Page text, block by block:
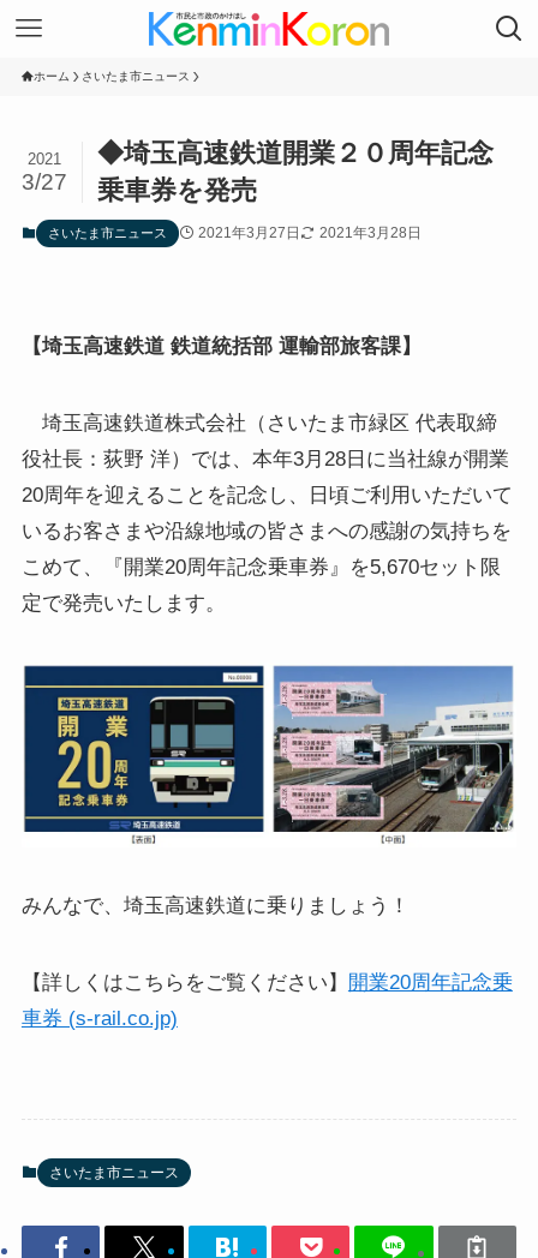
ホーム さいたま市ニュース
◆埼玉高速鉄道開業２０周年記念
乗車券を発売
2021
3/27
さいたま市ニュース 2021年3月27日 2021年3月28日
【埼玉高速鉄道 鉄道統括部 運輸部旅客課】
埼玉高速鉄道株式会社（さいたま市緑区 代表取締
役社長：荻野 洋）では、本年3月28日に当社線が開業
20周年を迎えることを記念し、日頃ご利用いただいて
いるお客さまや沿線地域の皆さまへの感謝の気持ちを
こめて、『開業20周年記念乗車券』を5,670セット限
定で発売いたします。
みんなで、埼玉高速鉄道に乗りましょう！
【詳しくはこちらをご覧ください】
開業20周年記念乗
車券 (s-rail.co.jp)
さいたま市ニュース